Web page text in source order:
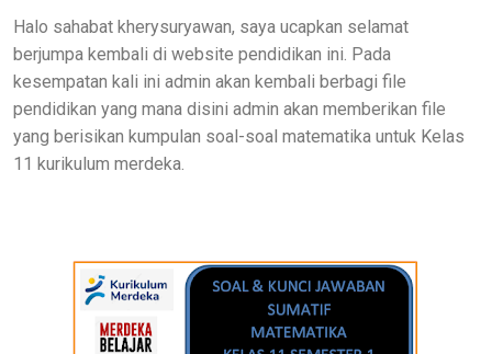
Halo sahabat kherysuryawan, saya ucapkan selamat
berjumpa kembali di website pendidikan ini. Pada
kesempatan kali ini admin akan kembali berbagi file
pendidikan yang mana disini admin akan memberikan file
yang berisikan kumpulan soal-soal matematika untuk Kelas
11 kurikulum merdeka.